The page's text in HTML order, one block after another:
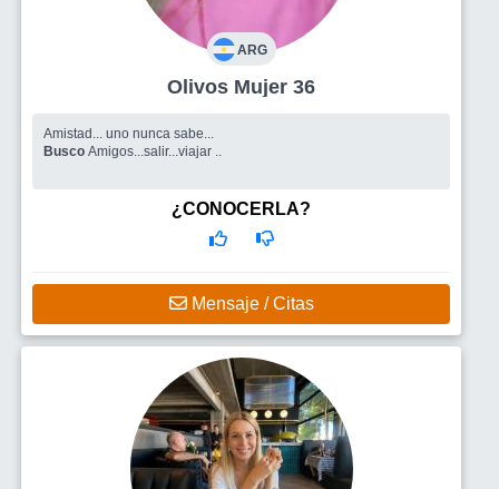
ARG
Olivos Mujer 36
Amistad... uno nunca sabe...
Busco Amigos...salir...viajar ..
¿CONOCERLA?
Mensaje / Citas